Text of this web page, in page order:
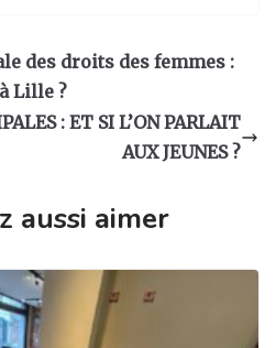
dI
g
er
des droits des femmes :
Lille ?
: ET SI L’ON PARLAIT
AUX JEUNES ?
aussi aimer